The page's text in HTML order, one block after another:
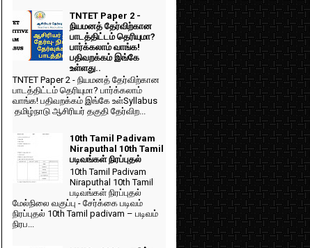
TNTET Paper 2 -
நியமனத் தேர்விற்கான
பாடத்திட்டம் தெரியுமா?
பார்க்கலாம் வாங்க!
பதிவறக்கம் இங்கே
உள்ளது..
TNTET Paper 2 - நியமனத் தேர்விற்கான
பாடத்திட்டம் தெரியுமா? பார்க்கலாம்
வாங்க! பதிவறக்கம் இங்கே உள்Syllabus
தமிழ்நாடு ஆசிரியர் தகுதி தேர்விற...
10th Tamil Padivam
Niraputhal 10th Tamil
படிவங்கள் நிரப்புதல்
10th Tamil Padivam
Niraputhal 10th Tamil
படிவங்கள் நிரப்புதல்
மேல்நிலை வகுப்பு - சேர்க்கை படிவம்
நிரப்புதல் 10th Tamil padivam – படிவம்
நிரப...